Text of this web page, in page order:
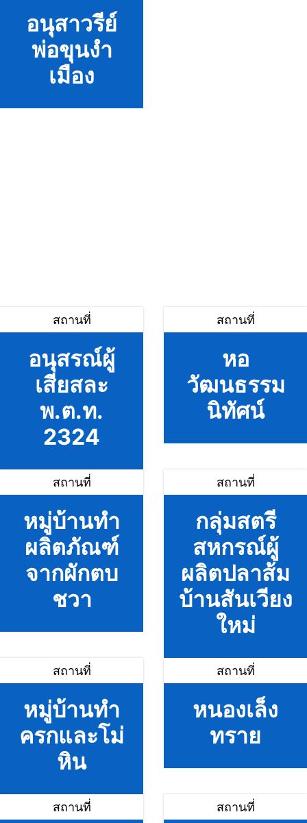
อนุสาวรีย์
พ่อขุนงำ
เมือง
สถานที่
อนุสรณ์ผู้
เสียสละ
พ.ต.ท.
2324
สถานที่
หอ
วัฒนธรรม
นิทัศน์
สถานที่
หมู่บ้านทำ
ผลิตภัณฑ์
จากผักตบ
ชวา
สถานที่
กลุ่มสตรี
สหกรณ์ผู้
ผลิตปลาส้ม
บ้านสันเวียง
ใหม่
สถานที่
หมู่บ้านทำ
ครกและโม่
หิน
สถานที่
หนองเล็ง
ทราย
สถานที่ สถานที่